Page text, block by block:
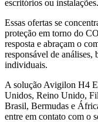
escritórios ou instalações.
Essas ofertas se
proteção em torno do
resposta e abraçam o
responsável de
individuais.
A solução Avigilon H4
Unidos, Reino Unido,
Brasil, Bermudas e
entre em contato com o